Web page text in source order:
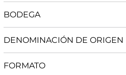
BODEGA
DENOMINACIÓN DE ORIGEN
FORMATO